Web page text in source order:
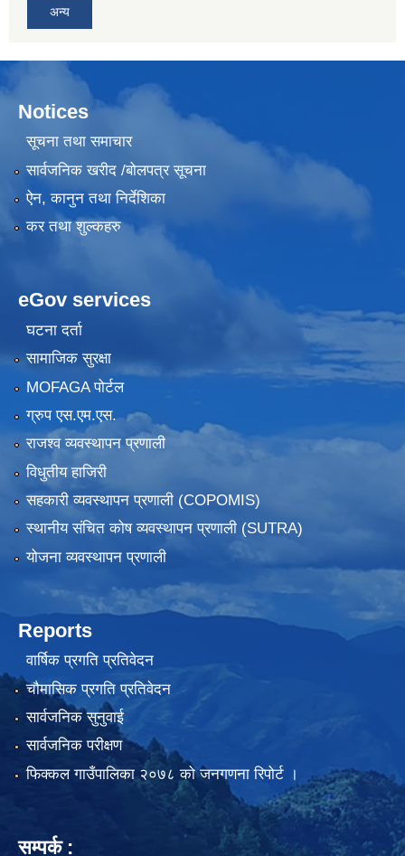
अन्य
Notices
सूचना तथा समाचार
सार्वजनिक खरीद /बोलपत्र सूचना
ऐन, कानुन तथा निर्देशिका
कर तथा शुल्कहरु
eGov services
घटना दर्ता
सामाजिक सुरक्षा
MOFAGA पोर्टल
ग्रुप एस.एम.एस.
राजश्व व्यवस्थापन प्रणाली
विधुतीय हाजिरी
सहकारी व्यवस्थापन प्रणाली (COPOMIS)
स्थानीय संचित कोष व्यवस्थापन प्रणाली (SUTRA)
योजना व्यवस्थापन प्रणाली
Reports
वार्षिक प्रगति प्रतिवेदन
चौमासिक प्रगति प्रतिवेदन
सार्वजनिक सुनुवाई
सार्वजनिक परीक्षण
फिक्कल गाउँपालिका २०७८ को जनगणना रिपोर्ट ।
सम्पर्क :